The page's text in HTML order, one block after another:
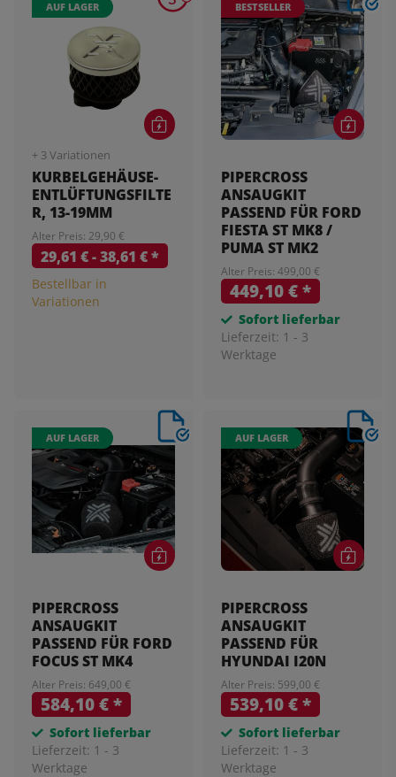
AUF LAGER
+ 3 Variationen
KURBELGEHÄUSE-
ENTLÜFTUNGSFILTE
R, 13-19MM
Alter Preis: 29,90 €
29,61 € -38,61 €*
Bestellbar in
Variationen
BESTSELLER
PIPERCROSS
ANSAUGKIT
PASSEND FÜR FORD
FIESTA ST MK8 /
PUMA ST MK2
Alter Preis: 499,00 €
449,10 €*
Sofort lieferbar
Lieferzeit: 1 - 3
Werktage
AUF LAGER
PIPERCROSS
ANSAUGKIT
PASSEND FÜR FORD
FOCUS ST MK4
Alter Preis: 649,00 €
584,10 €*
Sofort lieferbar
Lieferzeit: 1 - 3
Werktage
AUF LAGER
PIPERCROSS
ANSAUGKIT
PASSEND FÜR
HYUNDAI I20N
Alter Preis: 599,00 €
539,10 €*
Sofort lieferbar
Lieferzeit: 1 - 3
Werktage